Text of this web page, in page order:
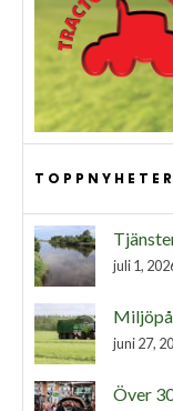
TOPPNYHETER
juli 1,
juni 27,
Över